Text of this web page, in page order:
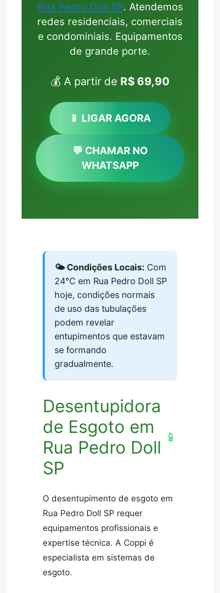
Rua Pedro Doll SP. Atendemos
redes residenciais, comerciais
e condominiais. Equipamentos
de grande porte.
💰 A partir de R$ 69,90
📱 LIGAR AGORA
💬 CHAMAR NO
WHATSAPP
🌤️ Condições Locais: Com
24°C em Rua Pedro Doll SP
hoje, condições normais
de uso das tubulações
podem revelar
entupimentos que estavam
se formando
gradualmente.
Desentupidora
de Esgoto em
Rua Pedro Doll
SP
📱
O desentupimento de esgoto em
Rua Pedro Doll SP requer
equipamentos profissionais e
expertise técnica. A Coppi é
especialista em sistemas de
esgoto.